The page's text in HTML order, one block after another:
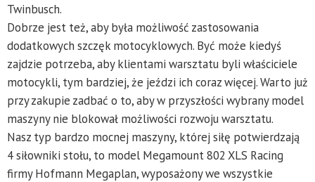
Twinbusch.
Dobrze jest też, aby była możliwość zastosowania
dodatkowych szczęk motocyklowych. Być może kiedyś
zajdzie potrzeba, aby klientami warsztatu byli właściciele
motocykli, tym bardziej, że jeździ ich coraz więcej. Warto już
przy zakupie zadbać o to, aby w przyszłości wybrany model
maszyny nie blokował możliwości rozwoju warsztatu.
Nasz typ bardzo mocnej maszyny, której siłę potwierdzają
4 siłowniki stołu, to model Megamount 802 XLS Racing
firmy Hofmann Megaplan, wyposażony we wszystkie